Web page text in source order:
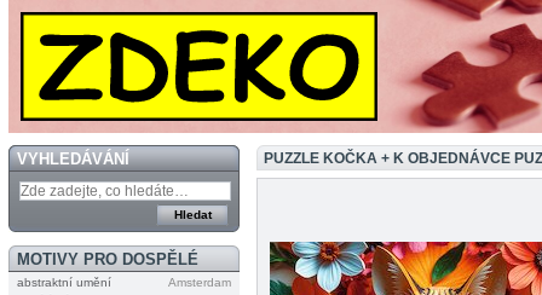
VYHLEDÁVÁNÍ
MOTIVY PRO DOSPĚLÉ
abstraktní umění Amsterdam
PUZZLE KOČKA + K OBJEDNÁVCE